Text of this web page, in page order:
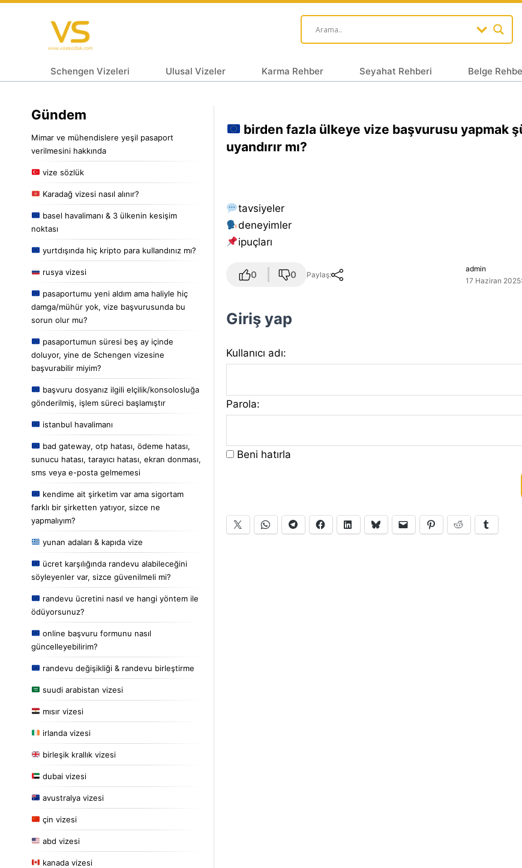
Schengen Vizeleri Ulusal Vizeler Karma Rehber Seyahat Rehberi Belge
Gündem
Mimar ve mühendislere yeşil pasaport
verilmesini hakkında
vize sözlük
Karadağ vizesi nasıl alınır?
basel havalimanı & 3 ülkenin kesişim
noktası
yurtdışında hiç kripto para kullandınız mı?
rusya vizesi
pasaportumu yeni aldım ama haliyle hiç
damga/mühür yok, vize başvurusunda bu
sorun olur mu?
pasaportumun süresi beş ay içinde
doluyor, yine de Schengen vizesine
başvurabilir miyim?
başvuru dosyanız ilgili elçilik/konsolosluğa
gönderilmiş, işlem süreci başlamıştır
istanbul havalimanı
bad gateway, otp hatası, ödeme hatası,
sunucu hatası, tarayıcı hatası, ekran donması,
sms veya e-posta gelmemesi
kendime ait şirketim var ama sigortam
farklı bir şirketten yatıyor, sizce ne
yapmalıyım?
yunan adaları & kapıda vize
ücret karşılığında randevu alabileceğini
söyleyenler var, sizce güvenilmeli mi?
randevu ücretini nasıl ve hangi yöntem ile
ödüyorsunuz?
online başvuru formunu nasıl
güncelleyebilirim?
randevu değişikliği & randevu birleştirme
suudi arabistan vizesi
mısır vizesi
irlanda vizesi
birleşik krallık vizesi
dubai vizesi
avustralya vizesi
çin vizesi
abd vizesi
kanada vizesi
birden fazla ülkeye vize başvurusu yapmak
uyandırır mı?
tavsiyeler
deneyimler
i̇puçları
0 0 Paylaş:
admin
17 Haziran
Giriş yap
Kullanıcı adı:
Parola:
Beni hatırla